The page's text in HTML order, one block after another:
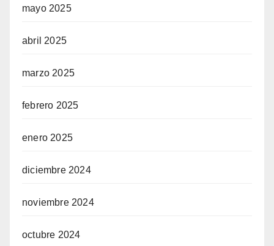
mayo 2025
abril 2025
marzo 2025
febrero 2025
enero 2025
diciembre 2024
noviembre 2024
octubre 2024